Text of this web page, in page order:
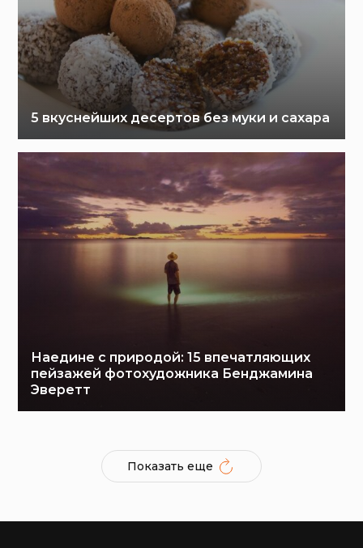
5 вкуснейших десертов без муки и сахара
Наедине с природой: 15 впечатляющих
пейзажей фотохудожника Бенджамина
Эверетт
Показать еще